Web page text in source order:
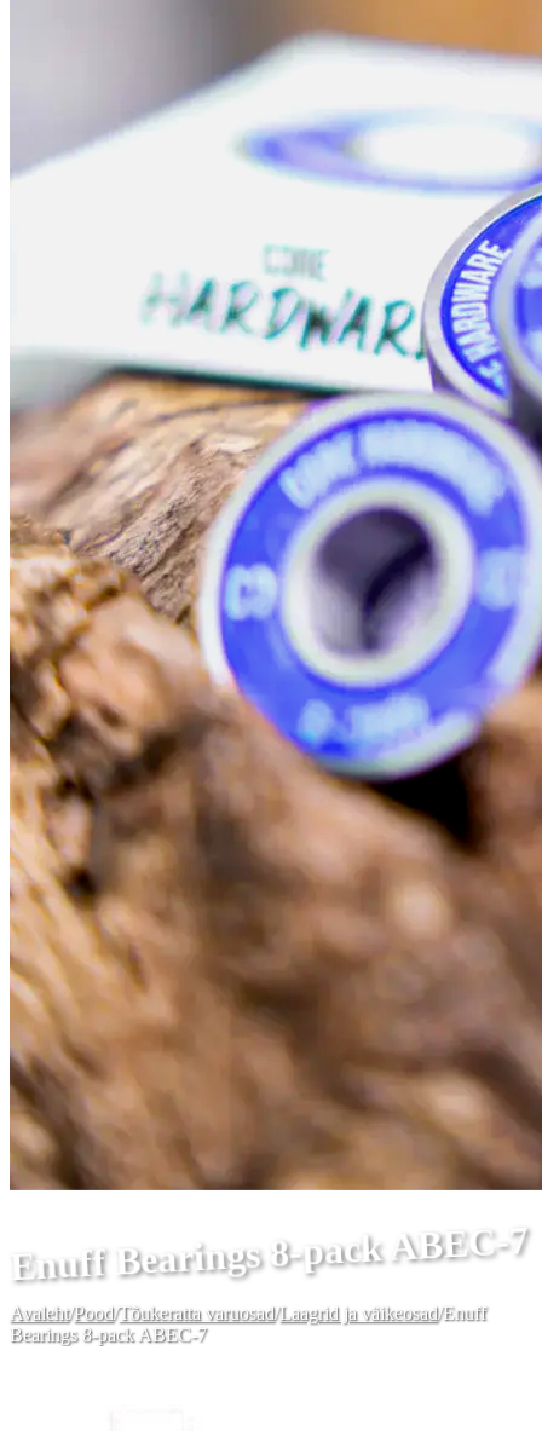
Enuff Bearings 8-pack ABEC-7
Avaleht/Pood/Tõukeratta varuosad/Laagrid ja väikeosad/Enuff
Bearings 8-pack ABEC-7